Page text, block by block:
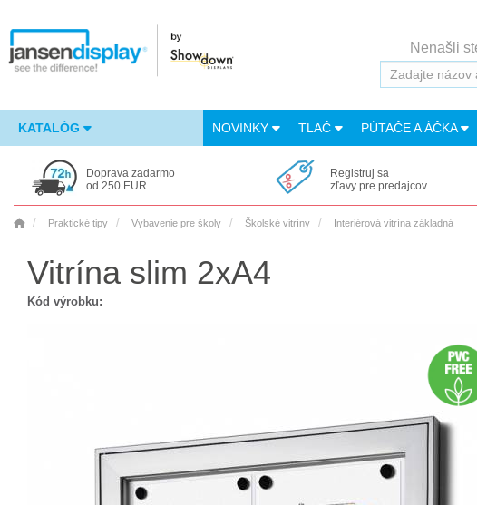
Nenašli
KATALÓG NOVINKY TLAČ PÚTAČE A ÁČKA
Doprava zadarmo
od 250 EUR
Registruj sa
zľavy pre predajcov
Praktické tipy Vybavenie pre školy Školské vitríny Interiérová vitrína základná
Vitrína slim 2xA4
Kód výrobku: